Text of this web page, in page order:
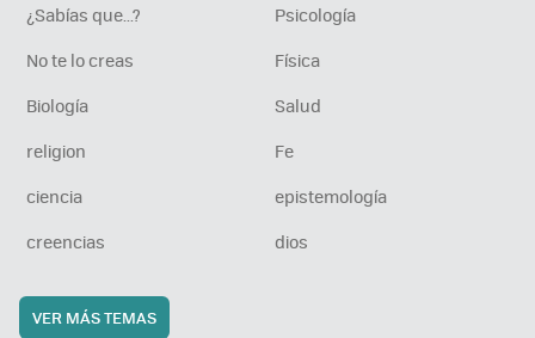
¿Sabías que...?
Psicología
No te lo creas
Física
Biología
Salud
religion
Fe
ciencia
epistemología
creencias
dios
VER MÁS TEMAS